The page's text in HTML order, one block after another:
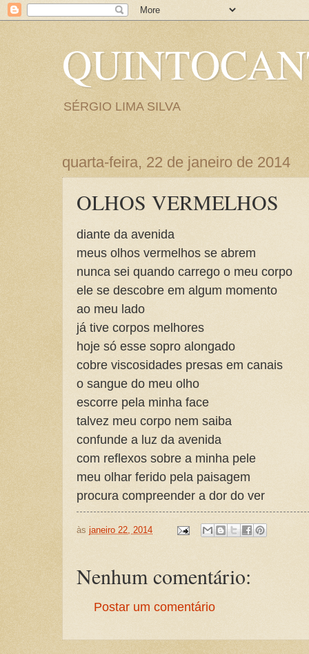
SÉRGIO LIMA SILVA
quarta-feira, 22 de janeiro de 2014
OLHOS VERMELHOS
diante da avenida
meus olhos vermelhos se abrem
nunca sei quando carrego o meu corpo
ele se descobre em algum momento
ao meu lado
já tive corpos melhores
hoje só esse sopro alongado
cobre viscosidades presas em canais
o sangue do meu olho
escorre pela minha face
talvez meu corpo nem saiba
confunde a luz da avenida
com reflexos sobre a minha pele
meu olhar ferido pela paisagem
procura compreender a dor do ver
às janeiro 22, 2014
Nenhum comentário:
Postar um comentário